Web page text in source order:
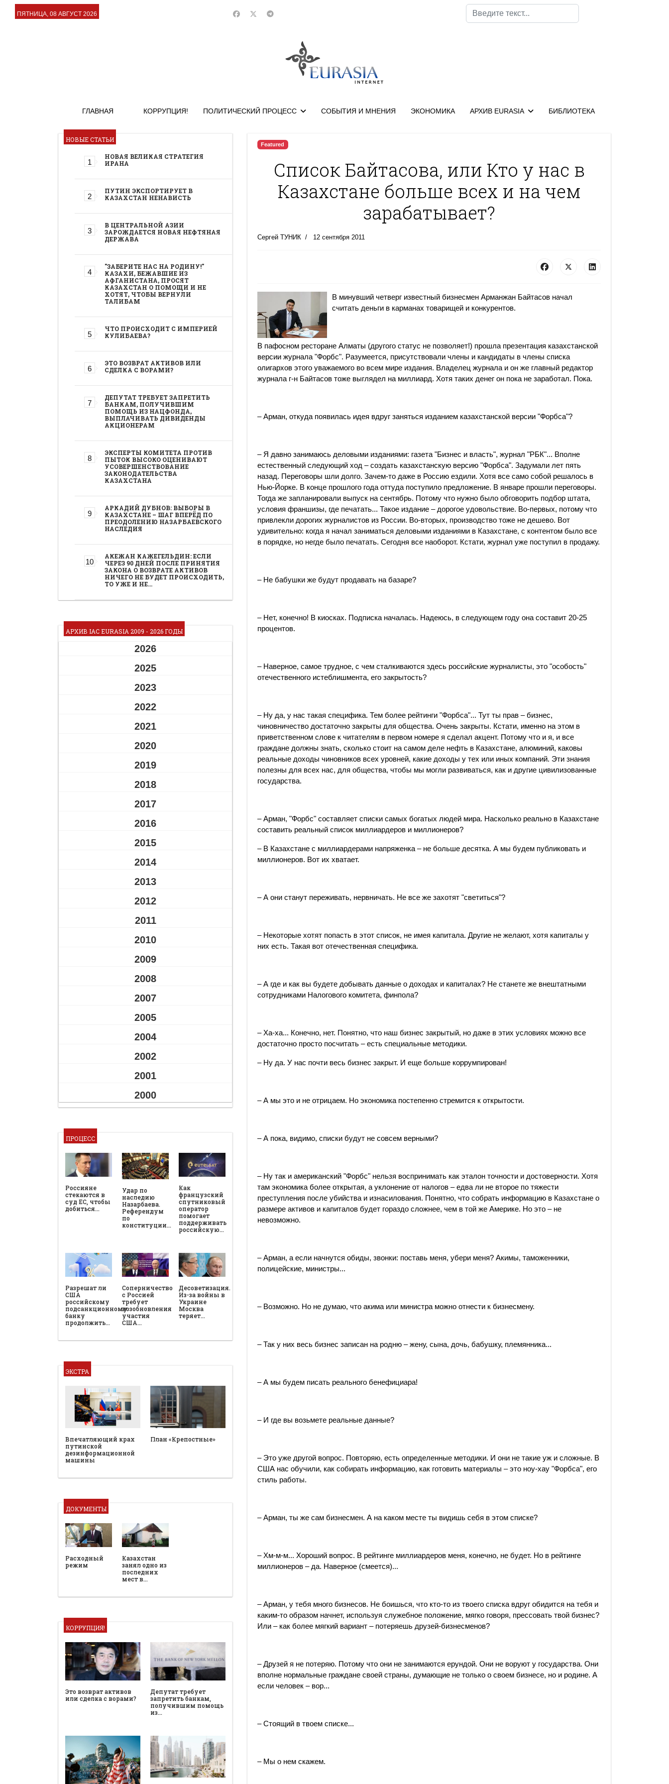
ПЯТНИЦА, 08 АВГУСТ 2026
Поиск
ГЛАВНАЯ КОРРУПЦИЯ! ПОЛИТИЧЕСКИЙ ПРОЦЕСС СОБЫТИЯ И МНЕНИЯ ЭКОНОМИКА АРХИВ EURASIA БИБЛИОТЕКА
НОВЫЕ СТАТЬИ
НОВАЯ ВЕЛИКАЯ СТРАТЕГИЯ
ИРАНА
ПУТИН ЭКСПОРТИРУЕТ В
КАЗАХСТАН НЕНАВИСТЬ
В ЦЕНТРАЛЬНОЙ АЗИИ
ЗАРОЖДАЕТСЯ НОВАЯ НЕФТЯНАЯ
ДЕРЖАВА
"ЗАБЕРИТЕ НАС НА РОДИНУ!"
КАЗАХИ, БЕЖАВШИЕ ИЗ
АФГАНИСТАНА, ПРОСЯТ
КАЗАХСТАН О ПОМОЩИ И НЕ
ХОТЯТ, ЧТОБЫ ВЕРНУЛИ
ТАЛИБАМ
ЧТО ПРОИСХОДИТ С ИМПЕРИЕЙ
КУЛИБАЕВА?
ЭТО ВОЗВРАТ АКТИВОВ ИЛИ
СДЕЛКА С ВОРАМИ?
ДЕПУТАТ ТРЕБУЕТ ЗАПРЕТИТЬ
БАНКАМ, ПОЛУЧИВШИМ
ПОМОЩЬ ИЗ НАЦФОНДА,
ВЫПЛАЧИВАТЬ ДИВИДЕНДЫ
АКЦИОНЕРАМ
ЭКСПЕРТЫ КОМИТЕТА ПРОТИВ
ПЫТОК ВЫСОКО ОЦЕНИВАЮТ
УСОВЕРШЕНСТВОВАНИЕ
ЗАКОНОДАТЕЛЬСТВА
КАЗАХСТАНА
АРКАДИЙ ДУБНОВ: ВЫБОРЫ В
КАЗАХСТАНЕ – ШАГ ВПЕРЁД ПО
ПРЕОДОЛЕНИЮ НАЗАРБАЕВСКОГО
НАСЛЕДИЯ
АКЕЖАН КАЖЕГЕЛЬДИН: ЕСЛИ
ЧЕРЕЗ 90 ДНЕЙ ПОСЛЕ ПРИНЯТИЯ
ЗАКОНА О ВОЗВРАТЕ АКТИВОВ
НИЧЕГО НЕ БУДЕТ ПРОИСХОДИТЬ,
ТО УЖЕ И НЕ…
АРХИВ IAC EURASIA 2009 - 2026 ГОДЫ
2026
2025
2023
2022
2021
2020
2019
2018
2017
2016
2015
2014
2013
2012
2011
2010
2009
2008
2007
2005
2004
2002
2001
2000
ПРОЦЕСС
Россияне
стекаются в
суд ЕС, чтобы
добиться…
Удар по
наследию
Назарбаева.
Референдум
по
конституции…
Как
французский
спутниковый
оператор
помогает
поддерживать
российскую…
Разрешат ли
США
российскому
подсанкционному
банку
продолжить…
Соперничество
с Россией
требует
возобновления
участия
США…
Десоветизация.
Из-за войны в
Украине
Москва
теряет…
ЭКСТРА
Впечатляющий крах
путинской
дезинформационной
машины
План «Крепостные»
ДОКУМЕНТЫ
Расходный
режим
Казахстан
занял одно из
последних
мест в…
КОРРУПЦИЯ!
Это возврат активов
или сделка с ворами?
Депутат требует
запретить банкам,
получившим помощь
из…
Featured
Список Байтасова, или Кто у нас в
Казахстане больше всех и на чем
зарабатывает?
Сергей ТУНИК 12 сентября 2011
В минувший четверг известный бизнесмен Арманжан Байтасов начал
считать деньги в карманах товарищей и конкурентов.
В пафосном ресторане Алматы (другого статус не позволяет!) прошла презентация казахстанской
версии журнала "Форбс". Разумеется, присутствовали члены и кандидаты в члены списка
олигархов этого уважаемого во всем мире издания. Владелец журнала и он же главный редактор
журнала г-н Байтасов тоже выглядел на миллиард. Хотя таких денег он пока не заработал. Пока.
– Арман, откуда появилась идея вдруг заняться изданием казахстан­ской версии "Форбса"?
– Я давно занимаюсь деловыми изданиями: газета "Бизнес и власть", журнал "РБК"... Вполне
естественный следующий ход – создать казахстанскую версию "Форбса". Задумали лет пять
назад. Переговоры шли долго. Зачем-то даже в Россию ездили. Хотя все само собой решалось в
Нью-Йорке. В конце прошлого года оттуда поступило предложение. В январе прошли переговоры.
Тогда же запланировали выпуск на сентябрь. Потому что нужно было обговорить подбор штата,
условия франшизы, где печатать... Такое издание – дорогое удовольствие. Во-первых, потому что
привлекли дорогих журналистов из России. Во-вторых, производство тоже не дешево. Вот
удивительно: когда я начал заниматься деловыми изданиями в Казахстане, с контентом было все
в порядке, но негде было печатать. Сегодня все наоборот. Кстати, журнал уже поступил в продажу.
– Не бабушки же будут продавать на базаре?
– Нет, конечно! В киосках. Подписка началась. Надеюсь, в следующем году она составит 20-25
процентов.
– Наверное, самое трудное, с чем сталкиваются здесь российские журналисты, это "особость"
отечественного истеблишмента, его закрытость?
– Ну да, у нас такая специфика. Тем более рейтинги "Форбса"... Тут ты прав – бизнес,
чиновничество достаточно закрыты для общества. Очень закрыты. Кстати, именно на этом в
приветственном слове к читателям в первом номере я сделал акцент. Потому что и я, и все
граждане должны знать, сколько стоит на самом деле нефть в Казахстане, алюминий, каковы
реальные доходы чиновников всех уровней, какие доходы у тех или иных компаний. Эти знания
полезны для всех нас, для общества, чтобы мы могли развиваться, как и другие цивилизованные
государства.
– Арман, "Форбс" составляет списки самых богатых людей мира. Насколько реально в Казахстане
составить реальный список миллиардеров и миллионеров?
– В Казахстане с миллиардерами напряженка – не больше десятка. А мы будем публиковать и
миллионеров. Вот их хватает.
– А они станут переживать, нервничать. Не все же захотят "светиться"?
– Некоторые хотят попасть в этот список, не имея капитала. Другие не желают, хотя капиталы у
них есть. Такая вот отечественная специфика.
– А где и как вы будете добывать данные о доходах и капиталах? Не станете же внештатными
сотрудниками Налогового комитета, финпола?
– Ха-ха... Конечно, нет. Понятно, что наш бизнес закрытый, но даже в этих условиях можно все
достаточно просто посчитать – есть специальные методики.
– Ну да. У нас почти весь бизнес закрыт. И еще больше коррумпирован!
– А мы это и не отрицаем. Но экономика постепенно стремится к открытости.
– А пока, видимо, списки будут не совсем верными?
– Ну так и американский "Форбс" нельзя воспринимать как эталон точности и достоверности. Хотя
там экономика более открытая, а уклонение от налогов – едва ли не второе по тяжести
преступления после убийства и изнасилования. Понятно, что собрать информацию в Казахстане о
размере активов и капиталов будет гораздо сложнее, чем в той же Америке. Но это – не
невозможно.
– Арман, а если начнутся обиды, звонки: поставь меня, убери меня? Акимы, таможенники,
полицейские, министры...
– Возможно. Но не думаю, что акима или министра можно отнести к бизнесмену.
– Так у них весь бизнес записан на родню – жену, сына, дочь, бабушку, племянника...
– А мы будем писать реального бенефициара!
– И где вы возьмете реальные данные?
– Это уже другой вопрос. Повторяю, есть определенные методики. И они не такие уж и сложные. В
США нас обучили, как собирать информацию, как готовить материалы – это ноу-хау "Форбса", его
стиль работы.
– Арман, ты же сам бизнесмен. А на каком месте ты видишь себя в этом списке?
– Хм-м-м... Хороший вопрос. В рейтинге миллиардеров меня, конечно, не будет. Но в рейтинге
миллионеров – да. Наверное (смеется)...
– Арман, у тебя много бизнесов. Не боишься, что кто-то из твоего списка вдруг обидится на тебя и
каким-то образом начнет, используя служебное положение, мягко говоря, прессовать твой бизнес?
Или – как более мягкий вариант – потеряешь друзей-бизнесменов?
– Друзей я не потеряю. Потому что они не занимаются ерундой. Они не воруют у государства. Они
вполне нормальные граждане своей страны, думающие не только о своем бизнесе, но и родине. А
если человек – вор...
– Стоящий в твоем списке...
– Мы о нем скажем.